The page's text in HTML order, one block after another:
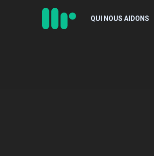
QUI NOUS AIDONS